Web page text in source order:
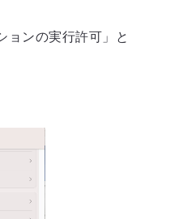
ョンの実行許可」と